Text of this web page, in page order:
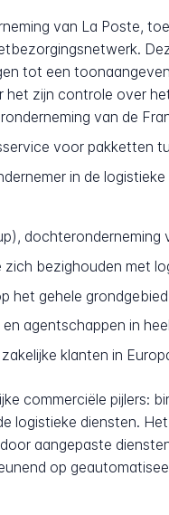
van La Poste,
tot een
zijn controle over
van de
voor pakketten
in de
dochteronderneming
zich bezighouden met
het gehele
agentschappen in
klanten in
commerciële pijlers:
diensten.
aangepaste
op